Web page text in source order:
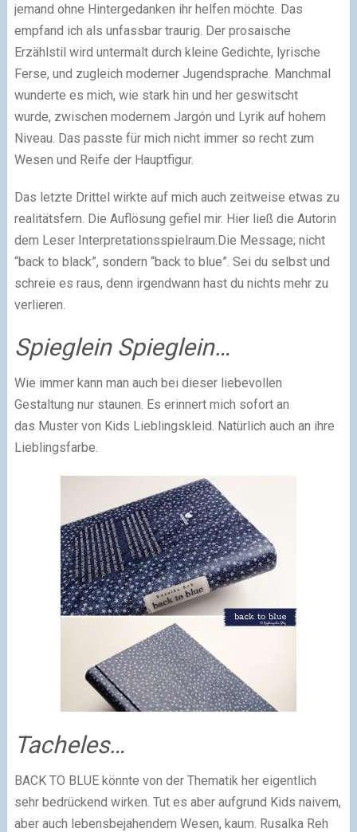
jemand ohne Hintergedanken ihr helfen möchte. Das
empfand ich als unfassbar traurig. Der prosaische
Erzählstil wird untermalt durch kleine Gedichte, lyrische
Ferse, und zugleich moderner Jugendsprache. Manchmal
wunderte es mich, wie stark hin und her geswitscht
wurde, zwischen modernem Jargón und Lyrik auf hohem
Niveau. Das passte für mich nicht immer so recht zum
Wesen und Reife der Hauptfigur.
Das letzte Drittel wirkte auf mich auch zeitweise etwas zu
realitätsfern. Die Auflösung gefiel mir. Hier ließ die Autorin
dem Leser Interpretationsspielraum.Die Message; nicht
“back to black”, sondern “back to blue”. Sei du selbst und
schreie es raus, denn irgendwann hast du nichts mehr zu
verlieren.
Spieglein Spieglein…
Wie immer kann man auch bei dieser liebevollen
Gestaltung nur staunen. Es erinnert mich sofort an
das Muster von Kids Lieblingskleid. Natürlich auch an ihre
Lieblingsfarbe.
Tacheles…
BACK TO BLUE könnte von der Thematik her eigentlich
sehr bedrückend wirken. Tut es aber aufgrund Kids naivem,
aber auch lebensbejahendem Wesen, kaum. Rusalka Reh